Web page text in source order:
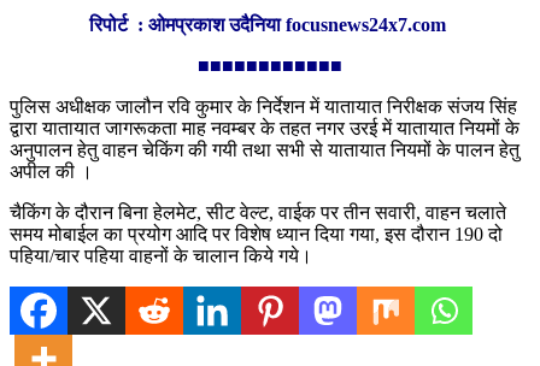
रिपोर्ट : ओमप्रकाश उदैनिया focusnews24x7.com
■■■■■■■■■■■■
पुलिस अधीक्षक जालौन रवि कुमार के निर्देशन में यातायात निरीक्षक संजय सिंह
द्वारा यातायात जागरूकता माह नवम्बर के तहत नगर उरई में यातायात नियमों के
अनुपालन हेतु वाहन चेकिंग की गयी तथा सभी से यातायात नियमों के पालन हेतु
अपील की ।
चैकिंग के दौरान बिना हेलमेट, सीट वेल्ट, वाईक पर तीन सवारी, वाहन चलाते
समय मोबाईल का प्रयोग आदि पर विशेष ध्यान दिया गया, इस दौरान 190 दो
पहिया/चार पहिया वाहनों के चालान किये गये।